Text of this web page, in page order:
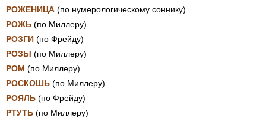
РОЖЕНИЦА (по нумерологическому соннику)
РОЖЬ (по Миллеру)
РОЗГИ (по Фрейду)
РОЗЫ (по Миллеру)
РОМ (по Миллеру)
РОСКОШЬ (по Миллеру)
РОЯЛЬ (по Фрейду)
РТУТЬ (по Миллеру)